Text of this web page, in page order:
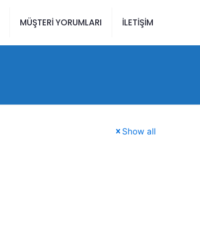
MÜŞTERİ YORUMLARI İLETİŞİM
Show all